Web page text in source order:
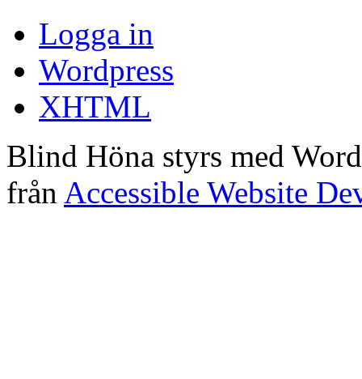
Logga in
Wordpress
XHTML
Blind Höna styrs med
från Accessible Website